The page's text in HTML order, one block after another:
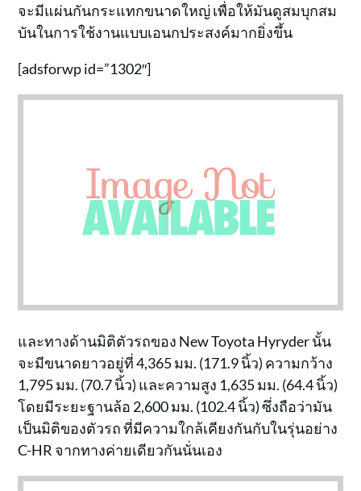
จะมีแผ่นกันกระแทกขนาดใหญ่ เพื่อให้มันดูสมบุกสม
บันในการใช้งานแบบเอนกประสงค์มากยิ่งขึ้น
[adsforwp id=”1302″]
และทางด้านมิติตัวรถของ New Toyota Hyryder นั้น
จะมีขนาดยาวอยู่ที่ 4,365 มม. (171.9 นิ้ว) ความกว้าง
1,795 มม. (70.7 นิ้ว) และความสูง 1,635 มม. (64.4 นิ้ว)
โดยมีระยะฐานล้อ 2,600 มม. (102.4 นิ้ว) ซึ่งถือว่ามัน
เป็นมิติของตัวรถ ที่มีความใกล้เคียงกันกับในรุ่นอย่าง
C-HR จากทางค่ายเดียวกันนั่นเอง